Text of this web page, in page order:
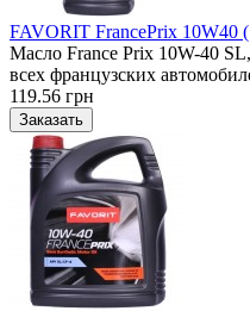
FAVORIT FrancePrix 10W40
Масло France Prix 10W-40
всех французских
119.56 грн